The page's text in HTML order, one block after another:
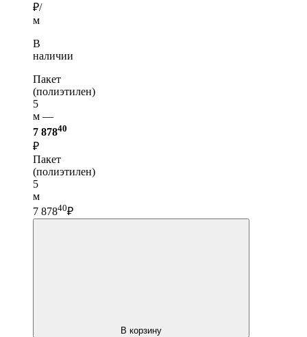
₽/
м
В
наличии
Пакет
(полиэтилен)
5
м —
7 87840
₽
Пакет
(полиэтилен)
5
м
7 87840₽
В корзину